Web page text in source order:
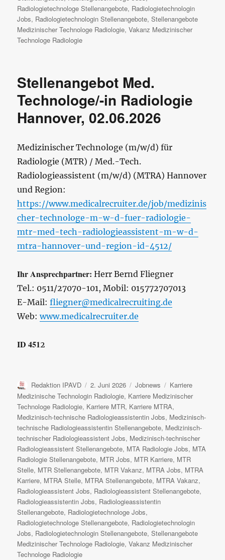
Radiologietechnologe Stellenangebote, Radiologietechnologin
Jobs, Radiologietechnologin Stellenangebote,Stellenangebote
Medizinischer Technologe Radiologie,Vakanz Medizinischer
Technologe Radiologie
Stellenangebot Med.
Technologe/-in Radiologie
Hannover, 02.06.2026
Medizinischer Technologe (m/w/d) für
Radiologie (MTR) / Med.-Tech.
Radiologieassistent (m/w/d) (MTRA) Hannover
und Region:
https://www.medicalrecruiter.de/job/medizinis
cher-technologe-m-w-d-fuer-radiologie-
mtr-med-tech-radiologieassistent-m-w-d-
mtra-hannover-und-region-id-4512/
Ihr Ansprechpartner: Herr Bernd Fliegner
Tel.: 0511/27070-101, Mobil: 015772707013
E-Mail:fliegner@medicalrecruiting.de
Web:www.medicalrecruiter.de
ID 4512
Autor
Redaktion IPAVD
Veröffentlicht
am
2. Juni 2026 Kategorien
Jobnews Schlagwörter
Karriere
Medizinische Technologin Radiologie, Karriere Medizinischer
Technologe Radiologie, Karriere MTR, Karriere MTRA,
Medizinisch-technische Radiologieassistentin Jobs, Medizinisch-
technische Radiologieassistentin Stellenangebote, Medizinisch-
technischer Radiologieassistent Jobs, Medizinisch-technischer
Radiologieassistent Stellenangebote, MTA Radiologie Jobs, MTA
Radiologie Stellenangebote, MTR Jobs, MTR Karriere, MTR
Stelle, MTR Stellenangebote, MTR Vakanz, MTRA Jobs, MTRA
Karriere, MTRA Stelle, MTRA Stellenangebote, MTRA Vakanz,
Radiologieassistent Jobs, Radiologieassistent Stellenangebote,
Radiologieassistentin Jobs, Radiologieassistentin
Stellenangebote, Radiologietechnologe Jobs,
Radiologietechnologe Stellenangebote, Radiologietechnologin
Jobs, Radiologietechnologin Stellenangebote,Stellenangebote
Medizinischer Technologe Radiologie,Vakanz Medizinischer
Technologe Radiologie